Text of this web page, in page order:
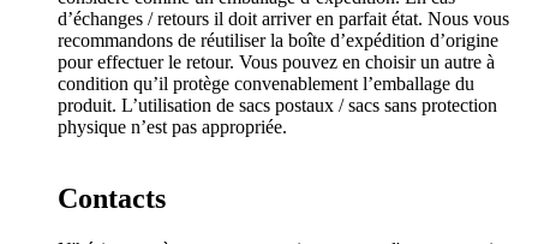
d’échanges / retours il doit arriver en parfait état. Nous vous
recommandons de réutiliser la boîte d’expédition d’origine
pour effectuer le retour. Vous pouvez en choisir un autre à
condition qu’il protège convenablement l’emballage du
produit. L’utilisation de sacs postaux / sacs sans protection
physique n’est pas appropriée.
Contacts